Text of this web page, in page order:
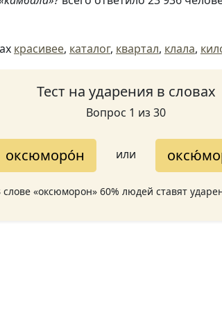
красивее, каталог, квартал, клала,
Тест на ударения в словах
Вопрос 1 из 30
оксюморо́н или
«оксюморон» 60% людей ставят